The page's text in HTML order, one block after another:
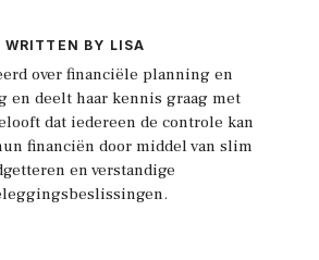
WRITTEN BY LISA
over financiële planning en
en deelt haar kennis graag met
dat iedereen de controle kan
financiën door middel van slim
en verstandige